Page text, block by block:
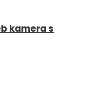
kamera s